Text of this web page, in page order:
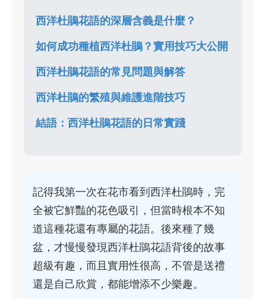
西洋杜鵑花語的深層含義是什麼？
如何成功種植西洋杜鵑？實用技巧大公開
西洋杜鵑花語的常見問題與解答
西洋杜鵑的繁殖與維護進階技巧
結語：西洋杜鵑花語的日常實踐
記得我第一次在花市看到西洋杜鵑時，完
全被它鮮豔的花色吸引，但當時根本不知
道這種花還有專屬的花語。後來種了幾
盆，才慢慢發現西洋杜鵑花語背後的故事
超級有趣，而且實用性很高，不管是送禮
還是自己欣賞，都能增添不少樂趣。